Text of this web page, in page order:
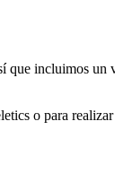
que incluimos un
o para